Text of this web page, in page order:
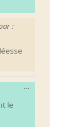
:
le
...